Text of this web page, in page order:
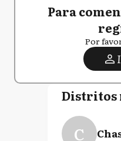
Para
Por
Distritos
C